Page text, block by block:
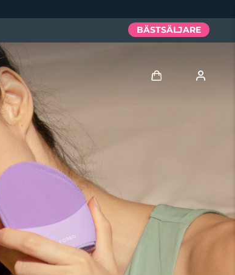
BÄSTSÄLJARE
Mina beställningar
Mina adresser
Mina prenumerationer